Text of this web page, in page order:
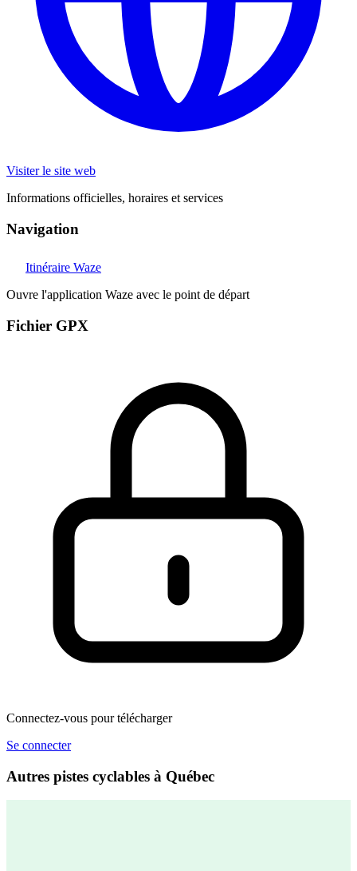
Visiter le site web
Informations officielles, horaires et services
Navigation
Itinéraire Waze
Ouvre l'application Waze avec le point de départ
Fichier GPX
Connectez-vous pour télécharger
Se connecter
Autres pistes cyclables à Québec